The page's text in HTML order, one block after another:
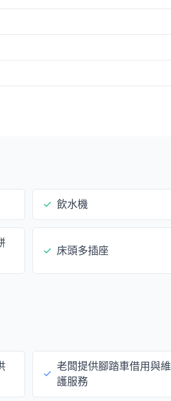
✓ 飲水機
✓ 床頭多插座
✓
老闆提供腳踏車借用與維
護服務